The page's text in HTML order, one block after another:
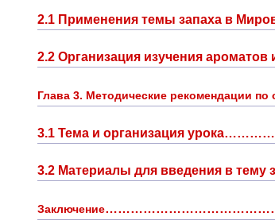
2.1 Применения темы запаха в
2.2 Организация изучения ароматов и
Глава 3. Методические рекомендации
3.1 Тема и организация
3.2 Материалы для введения в
Заключение